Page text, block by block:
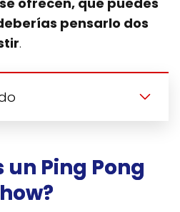
pensarlo dos
.
un Ping Pong